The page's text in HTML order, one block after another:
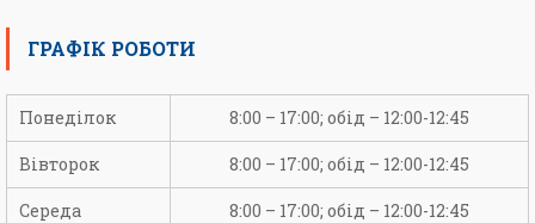
ГРАФІК РОБОТИ
Понеділок 8:00 – 17:00; обід – 12:00-12:45
Вівторок 8:00 – 17:00; обід – 12:00-12:45
Середа 8:00 – 17:00; обід – 12:00-12:45